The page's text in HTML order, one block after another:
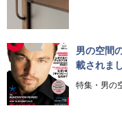
男の空間
載されまし
特集・男の